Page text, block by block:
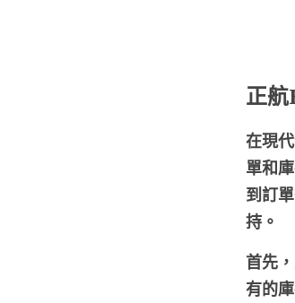
正
在現
單和
到訂
持。
首先
有的